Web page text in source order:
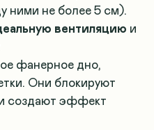
ними не более 5 см).
вентиляцию и
фанерное дно,
Они блокируют
создают эффект